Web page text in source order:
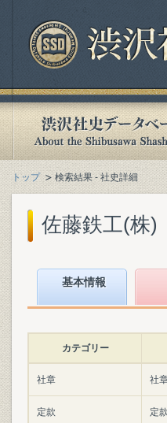
トップ 検索結果 - 社史詳細
佐藤鉄工(株)
基本情報
カテゴリー
社章 社
定款 定款